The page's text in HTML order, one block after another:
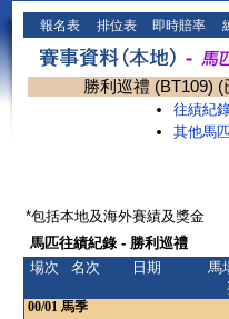
報名表 排位表 即時賠率
勝利巡禮 (BT109) (
往績紀
其他馬
*包括本地及海外賽績及獎金
馬匹往績紀錄 - 勝利巡禮
場次
名次 日期
馬
00/01 馬季